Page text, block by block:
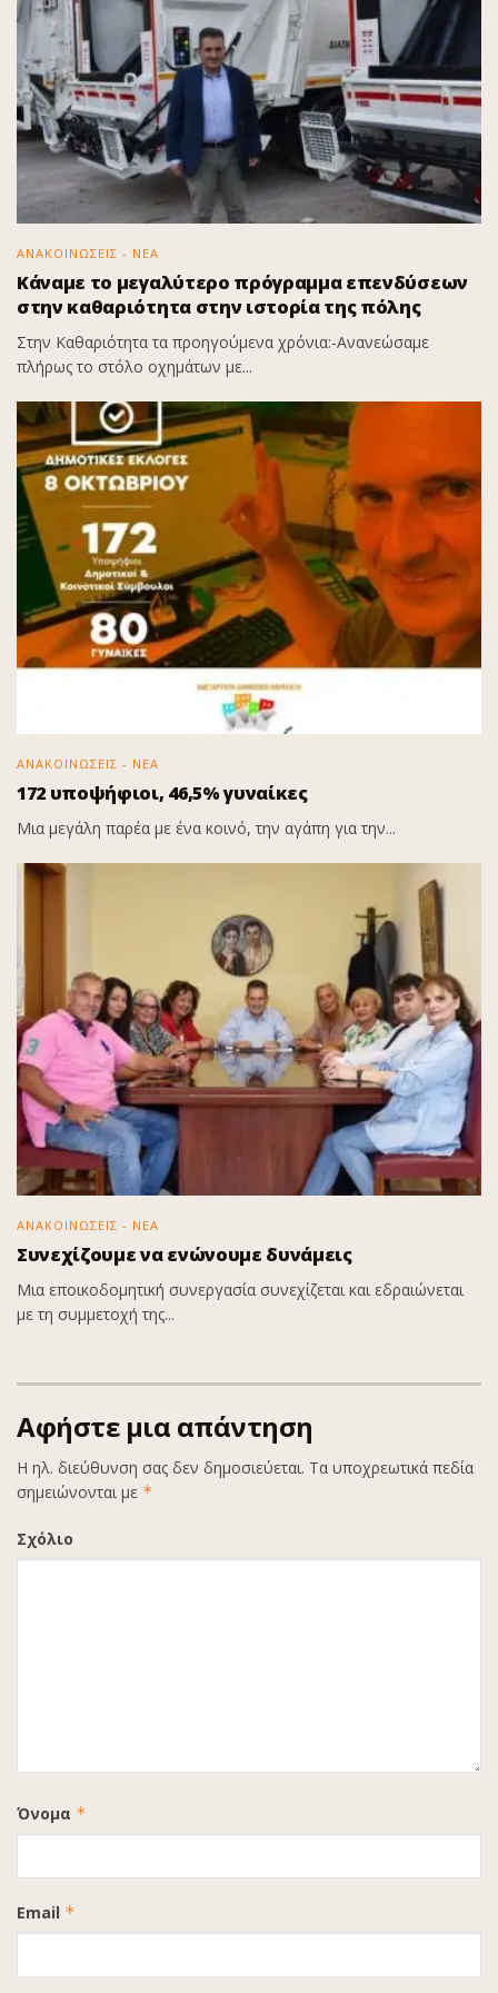
ΑΝΑΚΟΙΝΩΣΕΙΣ - ΝΕΑ
Κάναμε το μεγαλύτερο πρόγραμμα επενδύσεων
στην καθαριότητα στην ιστορία της πόλης
Στην Καθαριότητα τα προηγούμενα χρόνια:-Ανανεώσαμε
πλήρως το στόλο οχημάτων με...
ΑΝΑΚΟΙΝΩΣΕΙΣ - ΝΕΑ
172 υποψήφιοι, 46,5% γυναίκες
Μια μεγάλη παρέα με ένα κοινό, την αγάπη για την...
ΑΝΑΚΟΙΝΩΣΕΙΣ - ΝΕΑ
Συνεχίζουμε να ενώνουμε δυνάμεις
Μια εποικοδομητική συνεργασία συνεχίζεται και εδραιώνεται
με τη συμμετοχή της...
Αφήστε μια απάντηση
Η ηλ. διεύθυνση σας δεν δημοσιεύεται. Τα υποχρεωτικά πεδία
σημειώνονται με *
Σχόλιο
Όνομα *
Email *